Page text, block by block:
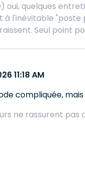
oui, quelques
l'inévitable "poste
Seul point
11:18 AM
compliquée,
ne rassurent